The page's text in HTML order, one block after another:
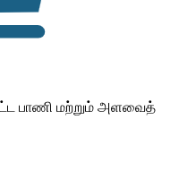
பாணி மற்றும் அளவைத்